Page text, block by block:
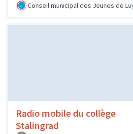
Conseil municipal des Jeunes de
Radio mobile du collège
Stalingrad